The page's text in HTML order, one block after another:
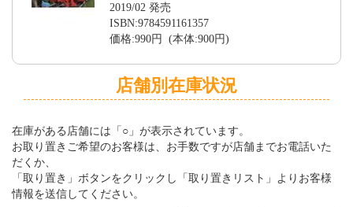
2019/02 発売
ISBN:9784591161357
価格:990円 (本体:900円)
店舗別在庫状況
在庫がある店舗には「○」が表示されています。
お取り置きご希望のお客様は、お手数ですが店舗までお電話いた
だくか、
「取り置き」ボタンをクリックし「取り置きリスト」よりお客様
情報を送信してください。